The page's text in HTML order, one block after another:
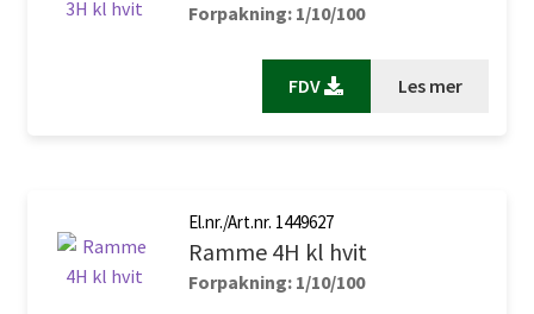
Forpakning: 1/10/100
FDV Les mer
El.nr./Art.nr. 1449627
Ramme 4H kl hvit
Forpakning: 1/10/100